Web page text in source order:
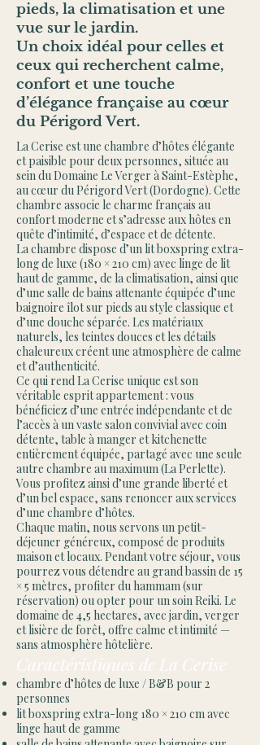
pieds, la climatisation et une
vue sur le jardin.
Un choix idéal pour celles et
ceux qui recherchent calme,
confort et une touche
d’élégance française au cœur
du Périgord Vert.
La Cerise est une chambre d’hôtes élégante
et paisible pour deux personnes, située au
sein du Domaine Le Verger à Saint-Estèphe,
au cœur du Périgord Vert (Dordogne). Cette
chambre associe le charme français au
confort moderne et s’adresse aux hôtes en
quête d’intimité, d’espace et de détente.
La chambre dispose d’un lit boxspring extra-
long de luxe (180 × 210 cm) avec linge de lit
haut de gamme, de la climatisation, ainsi que
d’une salle de bains attenante équipée d’une
baignoire îlot sur pieds au style classique et
d’une douche séparée. Les matériaux
naturels, les teintes douces et les détails
chaleureux créent une atmosphère de calme
et d’authenticité.
Ce qui rend La Cerise unique est son
véritable esprit appartement : vous
bénéficiez d’une entrée indépendante et de
l’accès à un vaste salon convivial avec coin
détente, table à manger et kitchenette
entièrement équipée, partagé avec une seule
autre chambre au maximum (La Perlette).
Vous profitez ainsi d’une grande liberté et
d’un bel espace, sans renoncer aux services
d’une chambre d’hôtes.
Chaque matin, nous servons un petit-
déjeuner généreux, composé de produits
maison et locaux. Pendant votre séjour, vous
pourrez vous détendre au grand bassin de 15
× 5 mètres, profiter du hammam (sur
réservation) ou opter pour un soin Reiki. Le
domaine de 4,5 hectares, avec jardin, verger
et lisière de forêt, offre calme et intimité —
sans atmosphère hôtelière.
Caractéristiques de La Cerise
chambre d’hôtes de luxe / B&B pour 2
personnes
lit boxspring extra-long 180 × 210 cm avec
linge haut de gamme